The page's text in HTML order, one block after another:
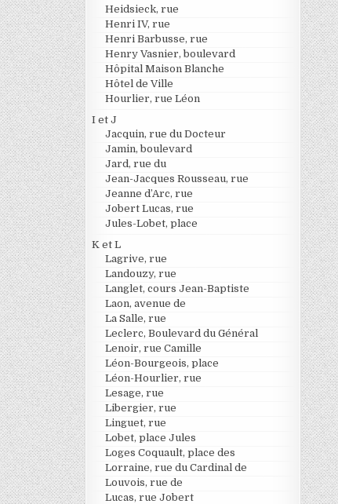
Heidsieck, rue
Henri IV, rue
Henri Barbusse, rue
Henry Vasnier, boulevard
Hôpital Maison Blanche
Hôtel de Ville
Hourlier, rue Léon
I et J
Jacquin, rue du Docteur
Jamin, boulevard
Jard, rue du
Jean-Jacques Rousseau, rue
Jeanne d’Arc, rue
Jobert Lucas, rue
Jules-Lobet, place
K et L
Lagrive, rue
Landouzy, rue
Langlet, cours Jean-Baptiste
Laon, avenue de
La Salle, rue
Leclerc, Boulevard du Général
Lenoir, rue Camille
Léon-Bourgeois, place
Léon-Hourlier, rue
Lesage, rue
Libergier, rue
Linguet, rue
Lobet, place Jules
Loges Coquault, place des
Lorraine, rue du Cardinal de
Louvois, rue de
Lucas, rue Jobert